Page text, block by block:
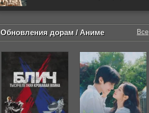
Обновления дорам / Аниме Все